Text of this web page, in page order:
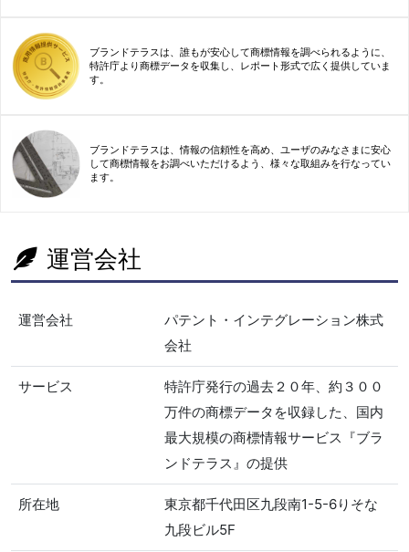
ブランドテラスは、誰もが安心して商標情報を調べられるように、
特許庁より商標データを収集し、レポート形式で広く提供していま
す。
ブランドテラスは、情報の信頼性を高め、ユーザのみなさまに安心
して商標情報をお調べいただけるよう、様々な取組みを行なってい
ます。
運営会社
運営会社
パテント・インテグレーション株式
会社
サービス
特許庁発行の過去２０年、約３００
万件の商標データを収録した、国内
最大規模の商標情報サービス『ブラ
ンドテラス』の提供
所在地
東京都千代田区九段南1-5-6りそな
九段ビル5F